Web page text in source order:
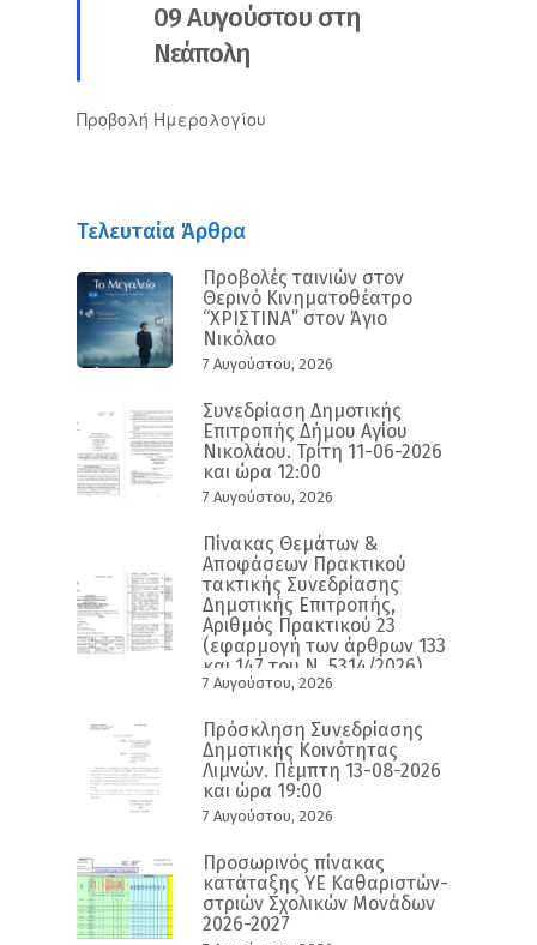
09 Αυγούστου στη
Νεάπολη
Προβολή Ημερολογίου
Τελευταία Άρθρα
Προβολές ταινιών στον
Θερινό Κινηματοθέατρο
“ΧΡΙΣΤΙΝΑ” στον Άγιο
Νικόλαο
7 Αυγούστου, 2026
Συνεδρίαση Δημοτικής
Επιτροπής Δήμου Αγίου
Νικολάου. Τρίτη 11-06-2026
και ώρα 12:00
7 Αυγούστου, 2026
Πίνακας Θεμάτων &
Αποφάσεων Πρακτικού
τακτικής Συνεδρίασης
Δημοτικής Επιτροπής,
Αριθμός Πρακτικού 23
(εφαρμογή των άρθρων 133
και 147 του Ν. 5314/2026)
7 Αυγούστου, 2026
Πρόσκληση Συνεδρίασης
Δημοτικής Κοινότητας
Λιμνών. Πέμπτη 13-08-2026
και ώρα 19:00
7 Αυγούστου, 2026
Προσωρινός πίνακας
κατάταξης ΥΕ Καθαριστών-
στριών Σχολικών Μονάδων
2026-2027